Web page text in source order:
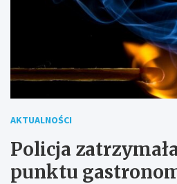
AKTUALNOŚCI
Policja
punktu